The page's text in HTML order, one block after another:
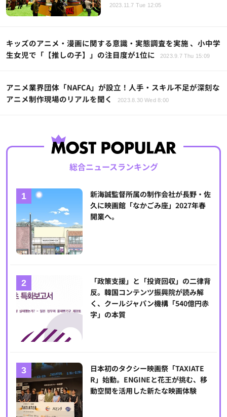
2023.11.7 Tue 12:05
キッズのアニメ・漫画に関する意識・実態調査を実施 、小中学
生女児で「【推しの子】」の注目度が1位に
2023.9.7 Thu 15:09
アニメ業界団体「NAFCA」が設立！人手・スキル不足が深刻な
アニメ制作現場のリアルを聞く
2023.8.30 Wed 8:00
総合ニュースランキング
新海誠監督所属の制作会社が長野・佐
久に映画館「なかごみ座」2027年春
開業へ。
「政策支援」と「投資回収」の二律背
反。韓国コンテンツ振興院が読み解
く、クールジャパン機構「540億円赤
字」の本質
日本初のタクシー映画祭「TAXIATE
R」始動。ENGINEと花王が挑む、移
動空間を活用した新たな映画体験